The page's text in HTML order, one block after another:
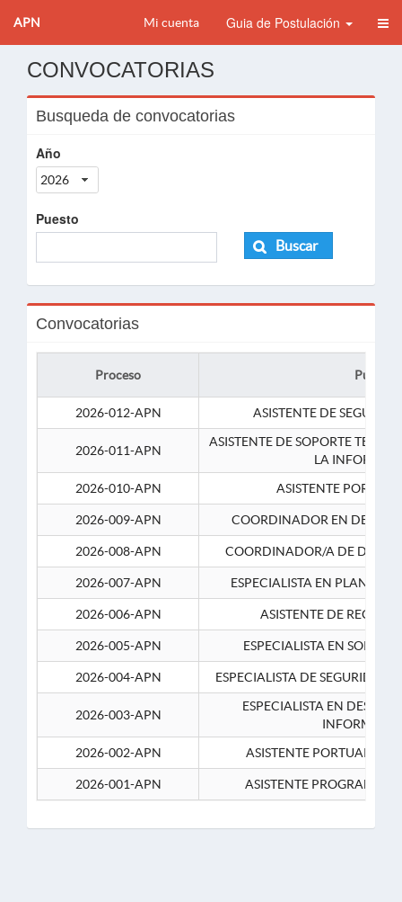
APN Mi cuenta Guia de Postulación
CONVOCATORIAS
Busqueda de convocatorias
Año
2026
Puesto
Buscar
Convocatorias
Proceso Puesto
2026-012-APN ASISTENTE DE
2026-011-APN
ASISTENTE DE SOPORTE
LA
2026-010-APN
ASISTENTE
2026-009-APN COORDINADOR EN
2026-008-APN COORDINADOR/A DE
2026-007-APN ESPECIALISTA EN
2026-006-APN ASISTENTE DE
2026-005-APN ESPECIALISTA EN
2026-004-APN ESPECIALISTA DE SEGURIDAD
2026-003-APN
ESPECIALISTA EN
2026-002-APN
ASISTENTE PORTUARIO 2-
2026-001-APN ASISTENTE